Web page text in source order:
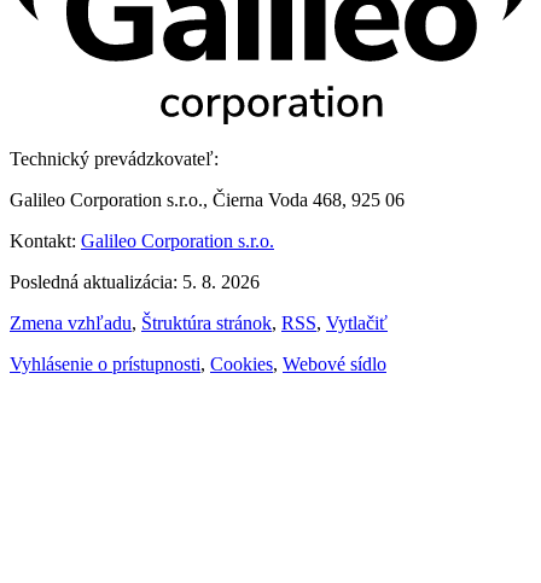
Technický prevádzkovateľ:
Galileo Corporation s.r.o., Čierna Voda 468, 925 06
Kontakt: Galileo Corporation s.r.o.
Posledná aktualizácia: 5. 8. 2026
Zmena vzhľadu, Štruktúra stránok, RSS, Vytlačiť
Vyhlásenie o prístupnosti, Cookies, Webové sídlo